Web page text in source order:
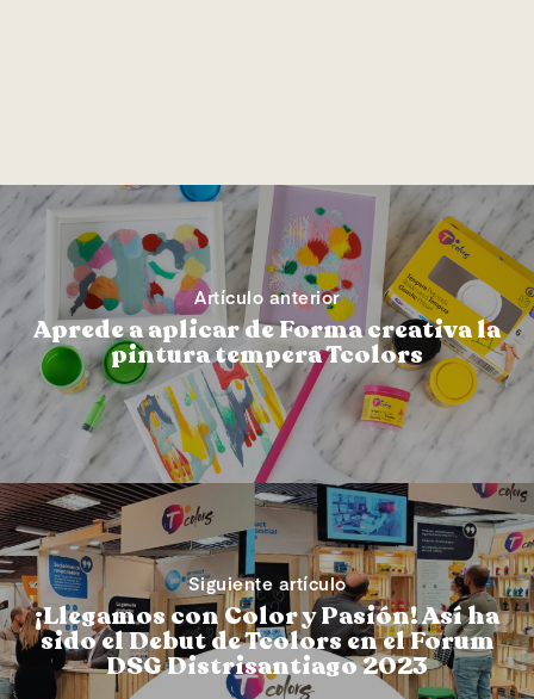
Artículo anterior
Aprede a aplicar de Forma creativa la
pintura tempera Tcolors
Siguiente artículo
¡Llegamos con Color y Pasión! Así ha
sido el Debut de Tcolors en el Forum
DSG Distrisantiago 2023